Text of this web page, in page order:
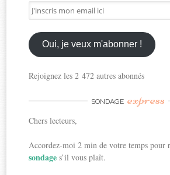
J'inscris
mon
email
ici
Oui, je veux m'abonner !
Rejoignez les 2 472 autres abonnés
SONDAGE express
Chers lecteurs,
Accordez-moi 2 min de votre temps pour
sondages’il vous plaît.